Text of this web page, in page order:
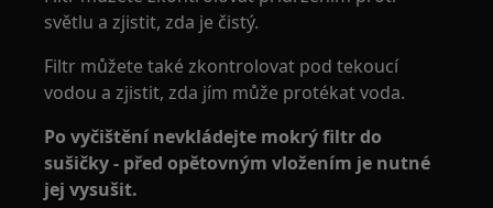
světlu a zjistit, zda je čistý.
Filtr můžete také zkontrolovat pod tekoucí
vodou a zjistit, zda jím může protékat voda.
Po vyčištění nevkládejte mokrý filtr do
sušičky - před opětovným vložením je nutné
jej vysušit.